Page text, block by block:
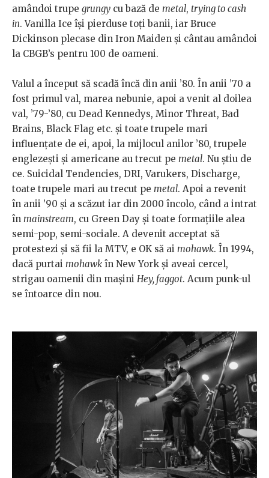
amândoi trupe grungy cu bază de metal, trying to cash
in. Vanilla Ice își pierduse toţi banii, iar Bruce
Dickinson plecase din Iron Maiden și cântau amândoi
la CBGB’s pentru 100 de oameni.
Valul a început să scadă încă din anii ’80. În anii ’70 a
fost primul val, marea nebunie, apoi a venit al doilea
val, ’79-’80, cu Dead Kennedys, Minor Threat, Bad
Brains, Black Flag etc. şi toate trupele mari
influenţate de ei, apoi, la mijlocul anilor ’80, trupele
englezeşti şi americane au trecut pe metal. Nu ştiu de
ce. Suicidal Tendencies, DRI, Varukers, Discharge,
toate trupele mari au trecut pe metal. Apoi a revenit
în anii ’90 şi a scăzut iar din 2000 încolo, când a intrat
în mainstream, cu Green Day şi toate formaţiile alea
semi-pop, semi-sociale. A devenit acceptat să
protestezi şi să fii la MTV, e OK să ai mohawk. În 1994,
dacă purtai mohawk în New York şi aveai cercel,
strigau oamenii din maşini Hey, faggot. Acum punk-ul
se întoarce din nou.